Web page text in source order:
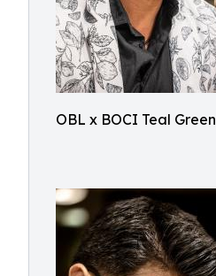
OBL x BOCI Teal Green